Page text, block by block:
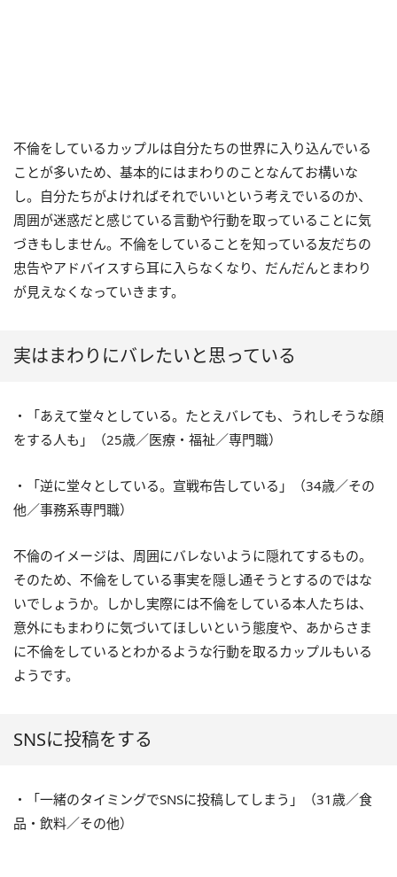
不倫をしているカップルは自分たちの世界に入り込んでいる
ことが多いため、基本的にはまわりのことなんてお構いな
し。自分たちがよければそれでいいという考えでいるのか、
周囲が迷惑だと感じている言動や行動を取っていることに気
づきもしません。不倫をしていることを知っている友だちの
忠告やアドバイスすら耳に入らなくなり、だんだんとまわり
が見えなくなっていきます。
実はまわりにバレたいと思っている
・「あえて堂々としている。たとえバレても、うれしそうな顔
をする人も」（25歳／医療・福祉／専門職）
・「逆に堂々としている。宣戦布告している」（34歳／その
他／事務系専門職）
不倫のイメージは、周囲にバレないように隠れてするもの。
そのため、不倫をしている事実を隠し通そうとするのではな
いでしょうか。しかし実際には不倫をしている本人たちは、
意外にもまわりに気づいてほしいという態度や、あからさま
に不倫をしているとわかるような行動を取るカップルもいる
ようです。
SNSに投稿をする
・「一緒のタイミングでSNSに投稿してしまう」（31歳／食
品・飲料／その他）